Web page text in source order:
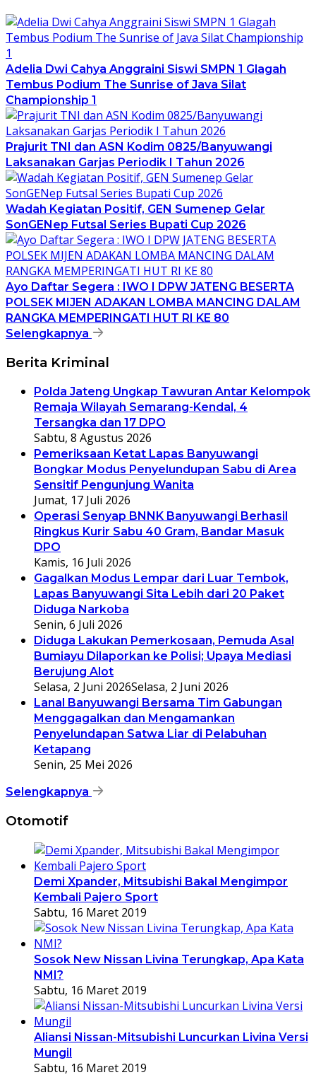
Adelia Dwi Cahya Anggraini Siswi SMPN 1 Glagah
Tembus Podium The Sunrise of Java Silat
Championship 1
Prajurit TNI dan ASN Kodim 0825/Banyuwangi
Laksanakan Garjas Periodik I Tahun 2026
Wadah Kegiatan Positif, GEN Sumenep Gelar
SonGENep Futsal Series Bupati Cup 2026
Ayo Daftar Segera : IWO I DPW JATENG BESERTA
POLSEK MIJEN ADAKAN LOMBA MANCING DALAM
RANGKA MEMPERINGATI HUT RI KE 80
Selengkapnya
Berita Kriminal
Polda Jateng Ungkap Tawuran Antar Kelompok
Remaja Wilayah Semarang-Kendal, 4
Tersangka dan 17 DPO
Sabtu, 8 Agustus 2026
Pemeriksaan Ketat Lapas Banyuwangi
Bongkar Modus Penyelundupan Sabu di Area
Sensitif Pengunjung Wanita
Jumat, 17 Juli 2026
Operasi Senyap BNNK Banyuwangi Berhasil
Ringkus Kurir Sabu 40 Gram, Bandar Masuk
DPO
Kamis, 16 Juli 2026
Gagalkan Modus Lempar dari Luar Tembok,
Lapas Banyuwangi Sita Lebih dari 20 Paket
Diduga Narkoba
Senin, 6 Juli 2026
Diduga Lakukan Pemerkosaan, Pemuda Asal
Bumiayu Dilaporkan ke Polisi; Upaya Mediasi
Berujung Alot
Selasa, 2 Juni 2026Selasa, 2 Juni 2026
Lanal Banyuwangi Bersama Tim Gabungan
Menggagalkan dan Mengamankan
Penyelundapan Satwa Liar di Pelabuhan
Ketapang
Senin, 25 Mei 2026
Selengkapnya
Otomotif
Demi Xpander, Mitsubishi Bakal Mengimpor
Kembali Pajero Sport
Sabtu, 16 Maret 2019
Sosok New Nissan Livina Terungkap, Apa Kata
NMI?
Sabtu, 16 Maret 2019
Aliansi Nissan-Mitsubishi Luncurkan Livina Versi
Mungil
Sabtu, 16 Maret 2019